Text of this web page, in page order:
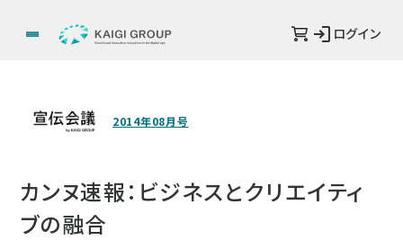
ログイン
2014年08月号
カンヌ速報：ビジネスとクリエイティ
ブの融合